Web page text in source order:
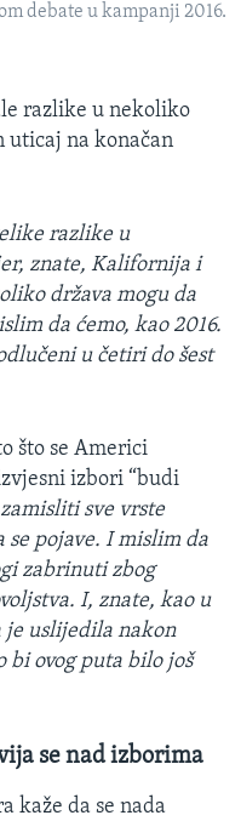
debate u kampanji 2016.
razlike u nekoliko
uticaj na konačan
razlike u
znate, Kalifornija i
država mogu da
da ćemo, kao 2016.
u četiri do šest
što se Americi
izbori “budi
sve vrste
pojave. I mislim da
zabrinuti zbog
I, znate, kao u
je uslijedila nakon
bi ovog puta bilo još
se nad izborima
kaže da se nada